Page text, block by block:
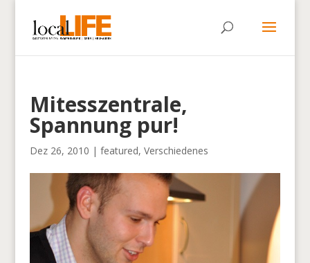
Mitesszentrale,
Spannung pur!
Dez 26, 2010 | featured, Verschiedenes